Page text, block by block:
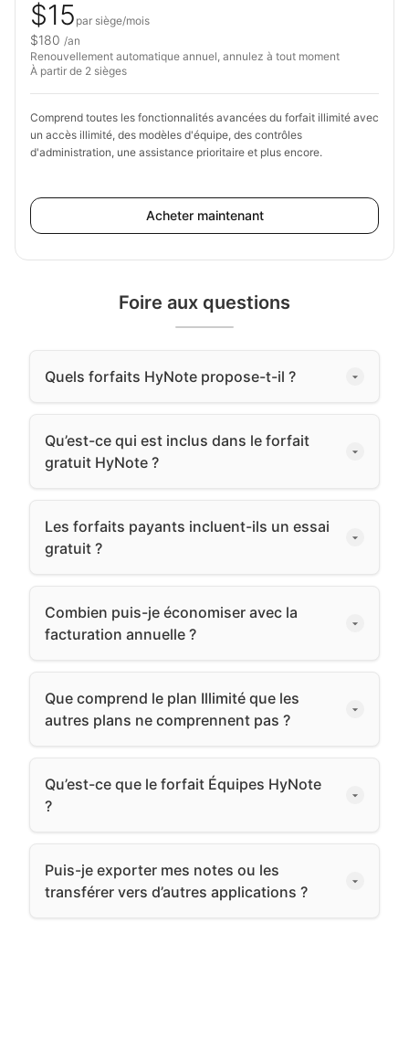
$15 par siège/mois
$180 /an
Renouvellement automatique annuel, annulez à tout moment
À partir de 2 sièges
Comprend toutes les fonctionnalités avancées du forfait illimité avec
un accès illimité, des modèles d'équipe, des contrôles
d'administration, une assistance prioritaire et plus encore.
Acheter maintenant
Foire aux questions
Quels forfaits HyNote propose-t-il ?
Qu’est-ce qui est inclus dans le forfait
gratuit HyNote ?
Les forfaits payants incluent-ils un essai
gratuit ?
Combien puis-je économiser avec la
facturation annuelle ?
Que comprend le plan Illimité que les
autres plans ne comprennent pas ?
Qu’est-ce que le forfait Équipes HyNote
?
Puis-je exporter mes notes ou les
transférer vers d’autres applications ?